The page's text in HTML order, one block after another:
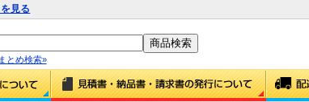
見る
とめ検索»